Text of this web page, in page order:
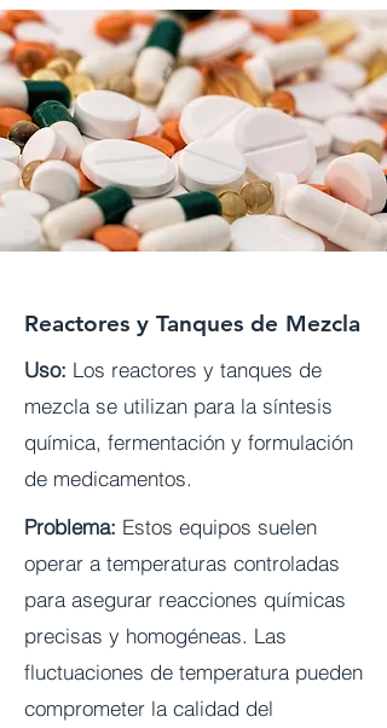
Reactores y Tanques de Mezcla
Uso: Los reactores y tanques de
mezcla se utilizan para la síntesis
química, fermentación y formulación
de medicamentos.
Problema: Estos equipos suelen
operar a temperaturas controladas
para asegurar reacciones químicas
precisas y homogéneas. Las
fluctuaciones de temperatura pueden
comprometer la calidad del